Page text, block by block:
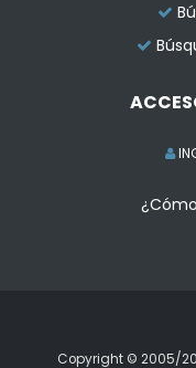
Copyright © 2005/